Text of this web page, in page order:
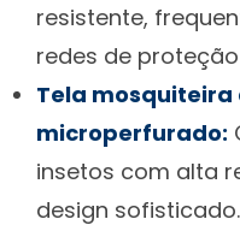
resistente,
redes de
Tela
microperfurado:
insetos com alta
design sofisticado.